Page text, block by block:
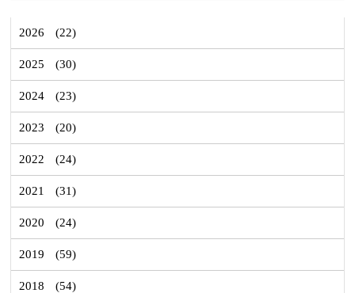
2026 (22)
2025 (30)
2024 (23)
2023 (20)
2022 (24)
2021 (31)
2020 (24)
2019 (59)
2018 (54)